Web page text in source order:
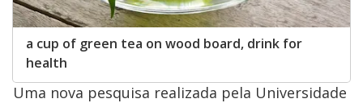
a cup of green tea on wood board, drink for
health
Uma nova pesquisa realizada pela Universidade